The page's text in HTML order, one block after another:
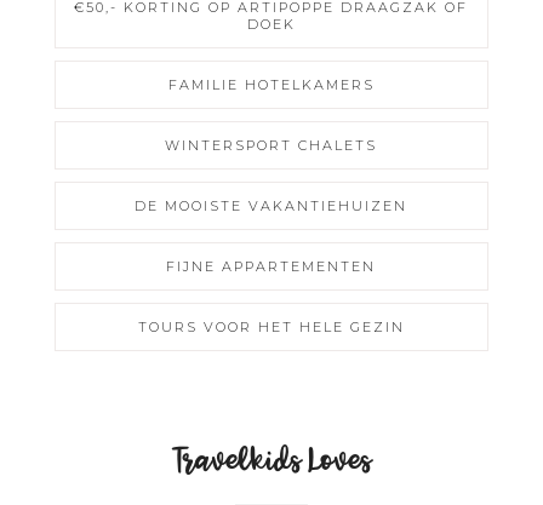
€50,- KORTING OP ARTIPOPPE DRAAGZAK OF
DOEK
FAMILIE HOTELKAMERS
WINTERSPORT CHALETS
DE MOOISTE VAKANTIEHUIZEN
FIJNE APPARTEMENTEN
TOURS VOOR HET HELE GEZIN
Travelkids Loves